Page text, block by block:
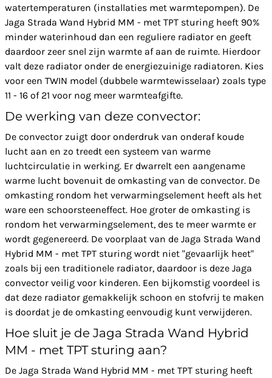
watertemperaturen (installaties met warmtepompen). De
Jaga Strada Wand Hybrid MM - met TPT sturing heeft 90%
minder waterinhoud dan een reguliere radiator en geeft
daardoor zeer snel zijn warmte af aan de ruimte. Hierdoor
valt deze radiator onder de energiezuinige radiatoren. Kies
voor een TWIN model (dubbele warmtewisselaar) zoals type
11 - 16 of 21 voor nog meer warmteafgifte.
De werking van deze convector:
De convector zuigt door onderdruk van onderaf koude
lucht aan en zo treedt een systeem van warme
luchtcirculatie in werking. Er dwarrelt een aangename
warme lucht bovenuit de omkasting van de convector. De
omkasting rondom het verwarmingselement heeft als het
ware een schoorsteeneffect. Hoe groter de omkasting is
rondom het verwarmingselement, des te meer warmte er
wordt gegenereerd. De voorplaat van de Jaga Strada Wand
Hybrid MM - met TPT sturing wordt niet "gevaarlijk heet"
zoals bij een traditionele radiator, daardoor is deze Jaga
convector veilig voor kinderen. Een bijkomstig voordeel is
dat deze radiator gemakkelijk schoon en stofvrij te maken
is doordat je de omkasting eenvoudig kunt verwijderen.
Hoe sluit je de Jaga Strada Wand Hybrid
MM - met TPT sturing aan?
De Jaga Strada Wand Hybrid MM - met TPT sturing heeft